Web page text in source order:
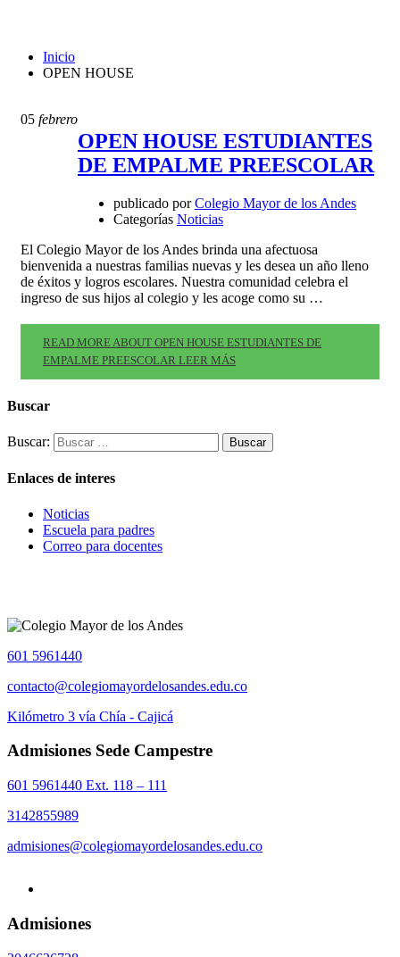
Inicio
OPEN HOUSE
05 febrero
OPEN HOUSE ESTUDIANTES
DE EMPALME PREESCOLAR
publicado por Colegio Mayor de los Andes
Categorías Noticias
El Colegio Mayor de los Andes brinda una afectuosa
bienvenida a nuestras familias nuevas y les desea un año lleno
de éxitos y logros escolares. Nuestra comunidad celebra el
ingreso de sus hijos al colegio y les acoge como su …
READ MORE ABOUT OPEN HOUSE ESTUDIANTES DE
EMPALME PREESCOLAR LEER MÁS
Buscar
Buscar:
Enlaces de interes
Noticias
Escuela para padres
Correo para docentes
601 5961440
contacto@colegiomayordelosandes.edu.co
Kilómetro 3 vía Chía - Cajicá
Admisiones Sede Campestre
601 5961440 Ext. 118 – 111
3142855989
admisiones@colegiomayordelosandes.edu.co
Admisiones